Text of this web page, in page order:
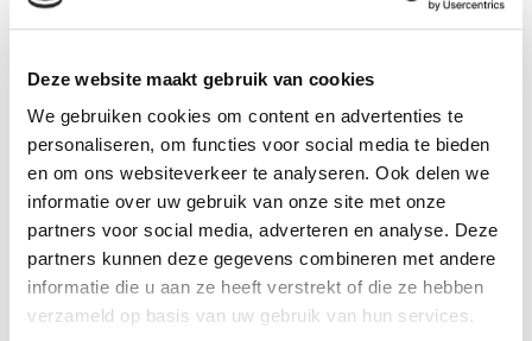
Deze website maakt gebruik van cookies
We gebruiken cookies om content en advertenties te
personaliseren, om functies voor social media te bieden
en om ons websiteverkeer te analyseren. Ook delen we
informatie over uw gebruik van onze site met onze
partners voor social media, adverteren en analyse. Deze
partners kunnen deze gegevens combineren met andere
informatie die u aan ze heeft verstrekt of die ze hebben
verzameld op basis van uw gebruik van hun services.
Financiële afhandeling
Kameel.nl is onderdeel van cTrading. Uw bestellingen
worden verzonden door Logostiek. Logostiek is een
handelsnaam van cTrading (a Christian Trading
Company) B.V.)
Ook de financiële afhandeling hebben wij uitbesteed aan
Logostiek. U ontvangt bij uw bestelling dus een factuur